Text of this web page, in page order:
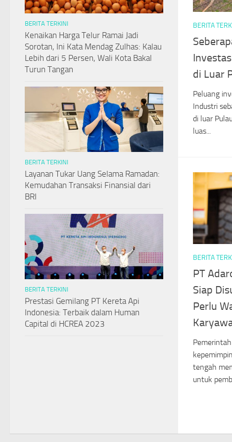
BERITA
di Luar
Peluang
Industri
di luar
luas...
BERITA
PT
Siap
Perlu
tengah
untuk
BERITA TERKINI
Kenaikan Harga Telur Ramai Jadi
Sorotan, Ini Kata Mendag Zulhas: Kalau
Lebih dari 5 Persen, Wali Kota Bakal
Turun Tangan
BERITA TERKINI
Layanan Tukar Uang Selama Ramadan:
Kemudahan Transaksi Finansial dari
BRI
BERITA TERKINI
Prestasi Gemilang PT Kereta Api
Indonesia: Terbaik dalam Human
Capital di HCREA 2023